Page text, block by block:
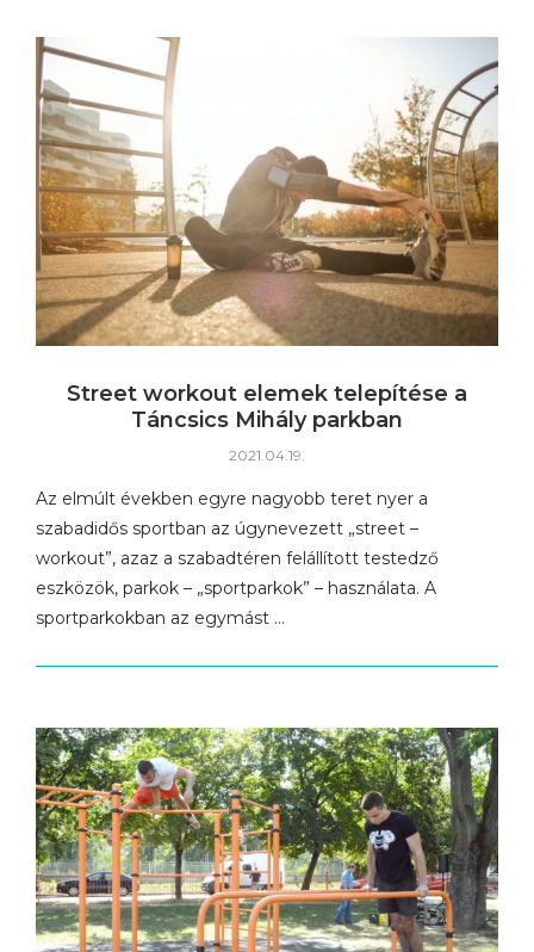
Street workout elemek telepítése a
Táncsics Mihály parkban
2021.04.19.
Az elmúlt években egyre nagyobb teret nyer a
szabadidős sportban az úgynevezett „street –
workout”, azaz a szabadtéren felállított testedző
eszközök, parkok – „sportparkok” – használata. A
sportparkokban az egymást …